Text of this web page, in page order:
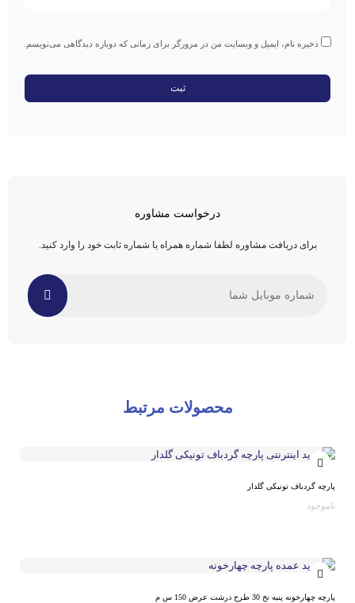
ذخیره نام، ایمیل و وبسایت من در مرورگر برای زمانی که دوباره دیدگاهی می‌نویسم.
درخواست مشاوره
برای دریافت مشاوره لطفا شماره همراه یا شماره ثابت خود را وارد کنید.
محصولات مرتبط
پارچه گردباف تونیکی گلدار
ناموجود
پارچه چهارخونه پنبه نخ 30 طرح درشت عرض 150 س م